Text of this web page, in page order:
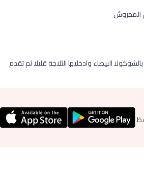
المجروش
البيضاء وادخليها الثلاجة قليلا ثم تقدم